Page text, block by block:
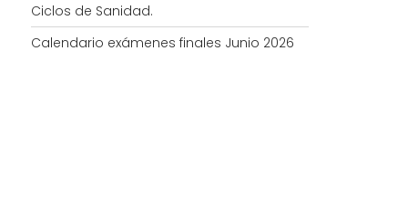
Ciclos de Sanidad.
Calendario exámenes finales Junio 2026